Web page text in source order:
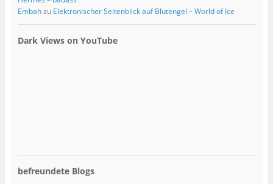
Embahzu Elektronischer Seitenblick auf Blutengel – World of Ice
Dark Views on YouTube
befreundete Blogs